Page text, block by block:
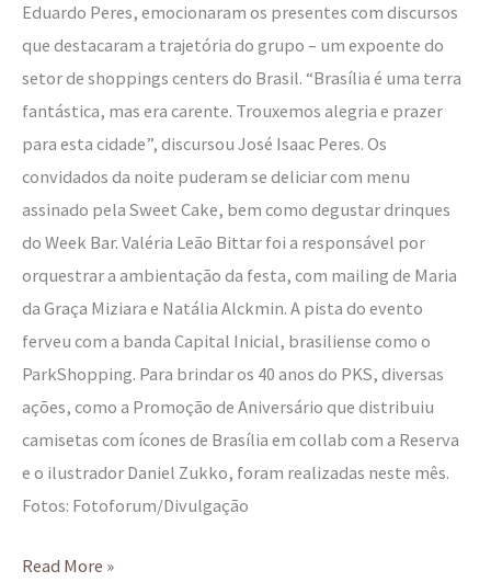
Eduardo Peres, emocionaram os presentes com discursos
que destacaram a trajetória do grupo – um expoente do
setor de shoppings centers do Brasil. “Brasília é uma terra
fantástica, mas era carente. Trouxemos alegria e prazer
para esta cidade”, discursou José Isaac Peres. Os
convidados da noite puderam se deliciar com menu
assinado pela Sweet Cake, bem como degustar drinques
do Week Bar. Valéria Leão Bittar foi a responsável por
orquestrar a ambientação da festa, com mailing de Maria
da Graça Miziara e Natália Alckmin. A pista do evento
ferveu com a banda Capital Inicial, brasiliense como o
ParkShopping. Para brindar os 40 anos do PKS, diversas
ações, como a Promoção de Aniversário que distribuiu
camisetas com ícones de Brasília em collab com a Reserva
e o ilustrador Daniel Zukko, foram realizadas neste mês.
Fotos: Fotoforum/Divulgação
Read More »